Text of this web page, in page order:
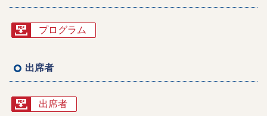
プログラム
出席者
出席者